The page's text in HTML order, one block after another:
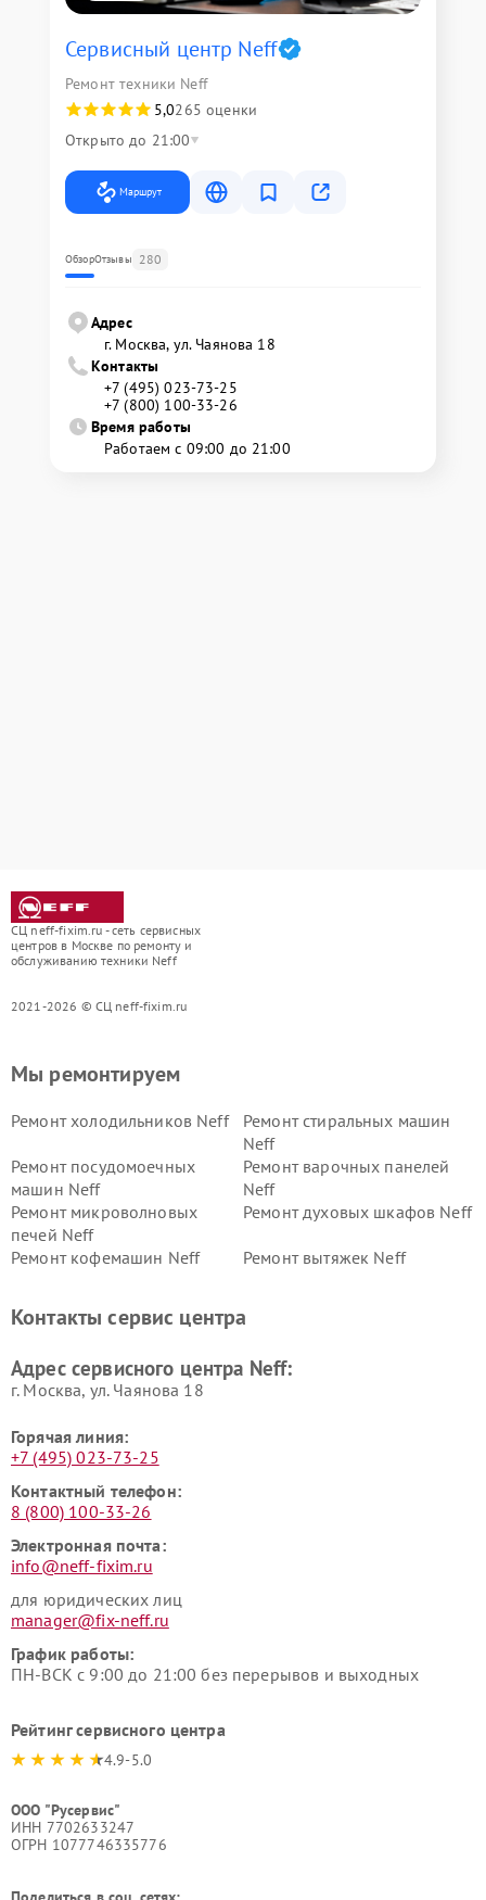
Сервисный центр Neff
Ремонт техники Neff
5,0265 оценки
Открыто до 21:00
Маршрут
ОбзорОтзывы 280
Адрес
г. Москва, ул. Чаянова 18
Контакты
+7 (495) 023-73-25
+7 (800) 100-33-26
Время работы
Работаем с 09:00 до 21:00
СЦ neff-fixim.ru - сеть сервисных
центров в Москве по ремонту и
обслуживанию техники Neff
2021-2026 © СЦ neff-fixim.ru
Мы ремонтируем
Ремонт холодильников Neff
Ремонт стиральных машин
Neff
Ремонт посудомоечных
машин Neff
Ремонт варочных панелей
Neff
Ремонт микроволновых
печей Neff
Ремонт духовых шкафов Neff
Ремонт кофемашин Neff Ремонт вытяжек Neff
Контакты сервис центра
Адрес сервисного центра Neff:
г. Москва, ул. Чаянова 18
Горячая линия:
+7 (495) 023-73-25
Контактный телефон:
8 (800) 100-33-26
Электронная почта:
info@neff-fixim.ru
для юридических лиц
manager@fix-neff.ru
График работы:
ПН-ВСК с 9:00 до 21:00 без перерывов и выходных
Рейтинг сервисного центра
4.9-5.0
ООО "Русервис"
ИНН 7702633247
ОГРН 1077746335776